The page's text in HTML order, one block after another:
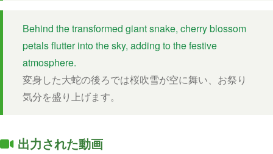
Behind the transformed giant snake, cherry blossom
petals flutter into the sky, adding to the festive
atmosphere.
変身した大蛇の後ろでは桜吹雪が空に舞い、お祭り
気分を盛り上げます。
出力された動画